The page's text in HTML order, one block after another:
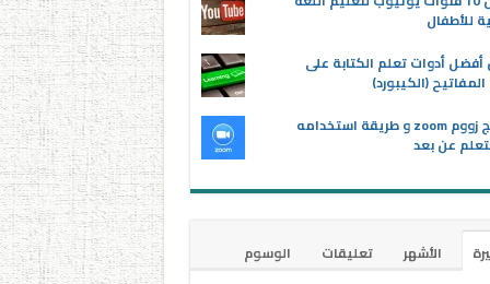
للأطفال
أفضل أدوات تعلم الكتابة على
(الكيبورد)
برنامج زووم zoom و طريقة استخدامه
عن بعد
الأشهر تعليقات
الوسوم